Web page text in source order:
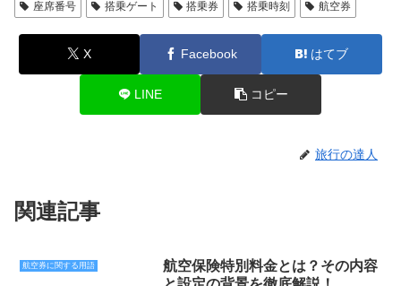
座席番号
搭乗ゲート 搭乗券 搭乗時刻 航空券
X Facebook はてブ
LINE コピー
旅行の達人
関連記事
航空券に関する用語
航空保険特別料金とは？その内容